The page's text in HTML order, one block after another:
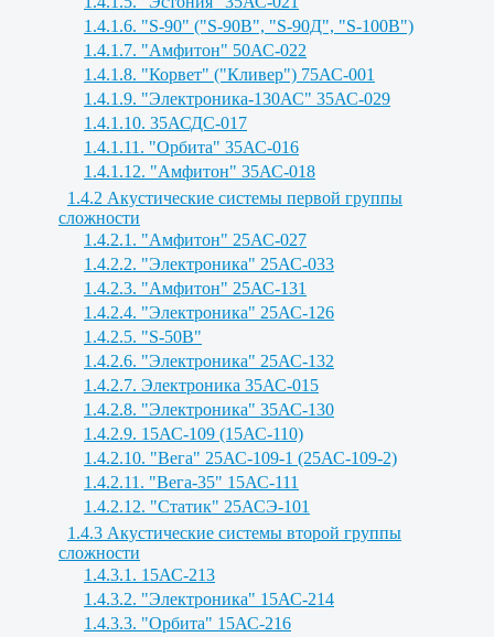
1.4.1.6. "S-90" ("S-90B", "S-90Д", "S-100B")
1.4.1.7. "Амфитон" 50АС-022
1.4.1.8. "Корвет" ("Кливер") 75АС-001
1.4.1.9. "Электроника-130АС" 35АС-029
1.4.1.10. 35АСДС-017
1.4.1.11. "Орбита" 35АС-016
1.4.1.12. "Амфитон" 35АС-018
1.4.2 Акустические системы первой группы
сложности
1.4.2.1. "Амфитон" 25АС-027
1.4.2.2. "Электроника" 25АС-033
1.4.2.3. "Амфитон" 25АС-131
1.4.2.4. "Электроника" 25АС-126
1.4.2.5. "S-50B"
1.4.2.6. "Электроника" 25АС-132
1.4.2.7. Электроника 35АС-015
1.4.2.8. "Электроника" 35АС-130
1.4.2.9. 15АС-109 (15АС-110)
1.4.2.10. "Вега" 25АС-109-1 (25АС-109-2)
1.4.2.11. "Вега-35" 15АС-111
1.4.2.12. "Статик" 25АСЭ-101
1.4.3 Акустические системы второй группы
сложности
1.4.3.1. 15АС-213
1.4.3.2. "Электроника" 15АС-214
1.4.3.3. "Орбита" 15АС-216